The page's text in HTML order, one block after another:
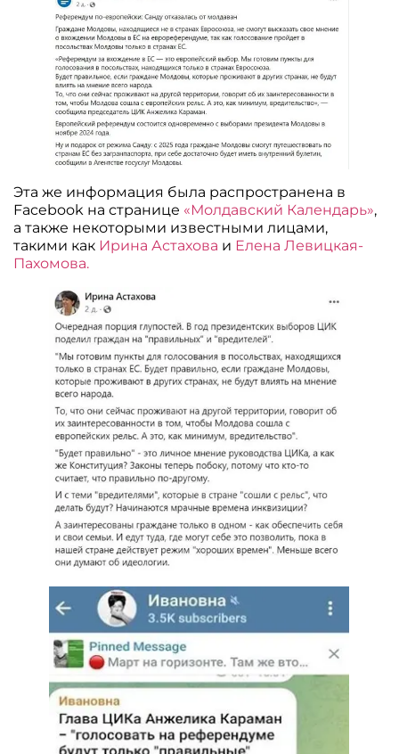
Эта же информация была распространена в
Facebook на странице «Молдавский Календарь»,
а также некоторыми известными лицами,
такими как Ирина Астахова и Елена Левицкая-
Пахомова.